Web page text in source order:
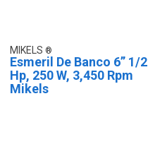
MIKELS
Esmeril De Banco 6” 1/2
Hp, 250 W, 3,450 Rpm
Mikels